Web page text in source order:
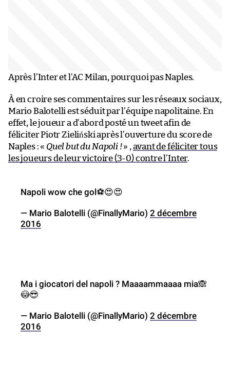
Après l’Inter et l’AC Milan, pourquoi pas Naples.
À en croire ses commentaires sur les réseaux sociaux,
Mario Balotelli est séduit par l’équipe napolitaine. En
effet, le joueur a d’abord posté un tweet afin de
féliciter Piotr Zieliński après l’ouverture du score de
Naples : « Quel but du Napoli !» , avant de féliciter tous
les joueurs de leur victoire (3-0) contre l’Inter.
Napoli wow che gol⚽️😍😍
— Mario Balotelli (@FinallyMario) 2 décembre
2016
Ma i giocatori del napoli ? Maaaammaaaa mia🙈
😳😎
— Mario Balotelli (@FinallyMario) 2 décembre
2016